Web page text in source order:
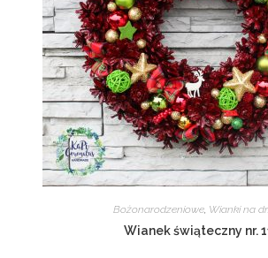
Bożonarodzeniowe Wianki na
Wianek świąteczny nr.